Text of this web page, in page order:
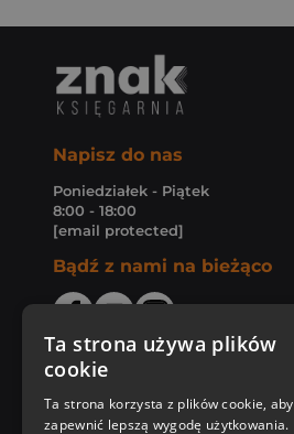
Napisz do nas
Poniedziałek - Piątek
8:00 - 18:00
[email protected]
Bądź z nami na bieżąco
Ta strona używa plików
cookie
Ta strona korzysta z plików cookie, aby
zapewnić lepszą wygodę użytkowania.